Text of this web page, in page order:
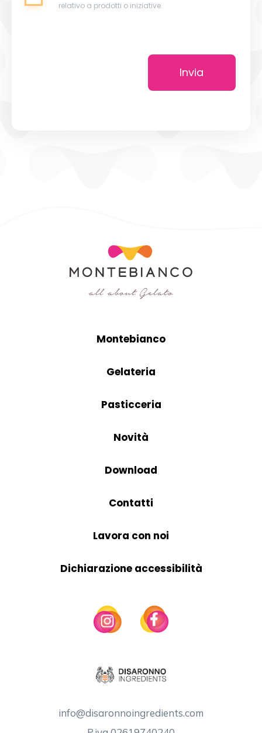
relativo a prodotti o iniziative.
Invia
Montebianco
Gelateria
Pasticceria
Novità
Download
Contatti
Lavora con noi
Dichiarazione accessibilità
info@disaronnoingredients.com